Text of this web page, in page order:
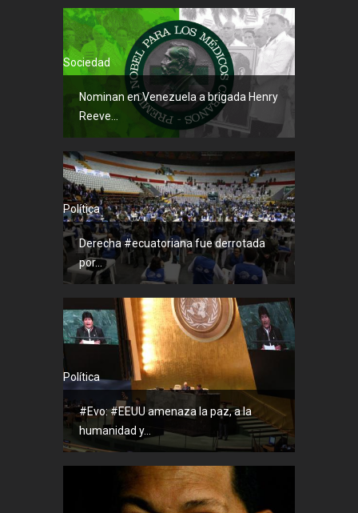
Sociedad
Nominan en Venezuela a brigada Henry
Reeve...
Política
Derecha #ecuatoriana fue derrotada
por...
Política
#Evo: #EEUU amenaza la paz, a la
humanidad y...